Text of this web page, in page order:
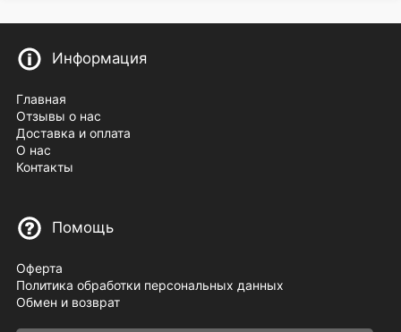
Информация
Главная
Отзывы о нас
Доставка и оплата
О нас
Контакты
Помощь
Оферта
Политика обработки персональных данных
Обмен и возврат